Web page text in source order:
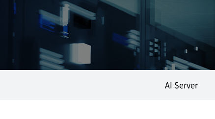
AI Server